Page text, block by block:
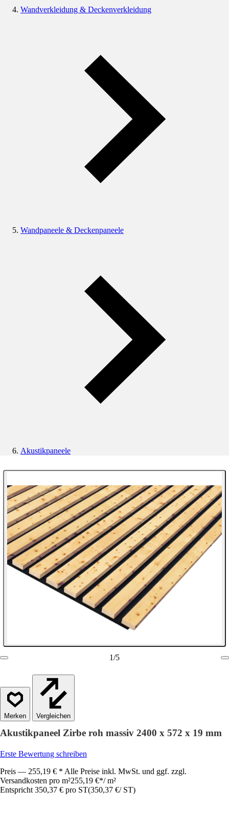
Wandverkleidung & Deckenverkleidung
Wandpaneele & Deckenpaneele
Akustikpaneele
1/5
Vergleichen
Akustikpaneel Zirbe roh massiv 2400 x 572 x 19 mm
Erste Bewertung schreiben
Preis — 255,19 € * Alle Preise inkl. MwSt. und ggf. zzgl.
Versandkosten pro m²255,19 €*/ m²
Entspricht 350,37 € pro ST(350,37 €/ ST)